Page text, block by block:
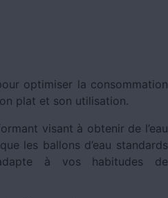
optimiser la consommation
plat et son utilisation.
visant à obtenir de l’eau
les ballons d’eau standards
à vos habitudes de